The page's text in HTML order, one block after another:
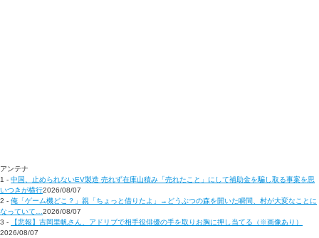
アンテナ
1 - 中国、止められないEV製造 売れず在庫山積み「売れたこと」にして補助金を騙し取る事案を思
いつきが横行2026/08/07
2 - 俺「ゲーム機どこ？」親「ちょっと借りたよ」→どうぶつの森を開いた瞬間、村が大変なことに
なっていて…2026/08/07
3 -
【悲報】吉岡里帆さん、アドリブで相手役俳優の手を取りお胸に押し当てる（※画像あり）
2026/08/07